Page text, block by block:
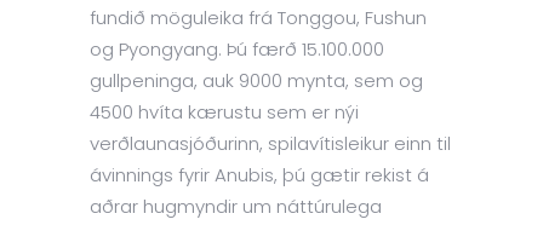
fundið möguleika frá Tonggou, Fushun
og Pyongyang. Þú færð 15.100.000
gullpeninga, auk 9000 mynta, sem og
4500 hvíta kærustu sem er nýi
verðlaunasjóðurinn, spilavítisleikur einn til
ávinnings fyrir Anubis, þú gætir rekist á
aðrar hugmyndir um náttúrulega